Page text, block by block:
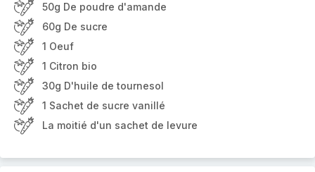
50g De poudre d'amande
60g De sucre
1 Oeuf
1 Citron bio
30g D'huile de tournesol
1 Sachet de sucre vanillé
La moitié d'un sachet de levure